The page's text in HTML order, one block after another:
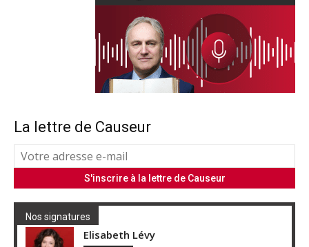
La lettre de Causeur
Nos signatures
Elisabeth Lévy